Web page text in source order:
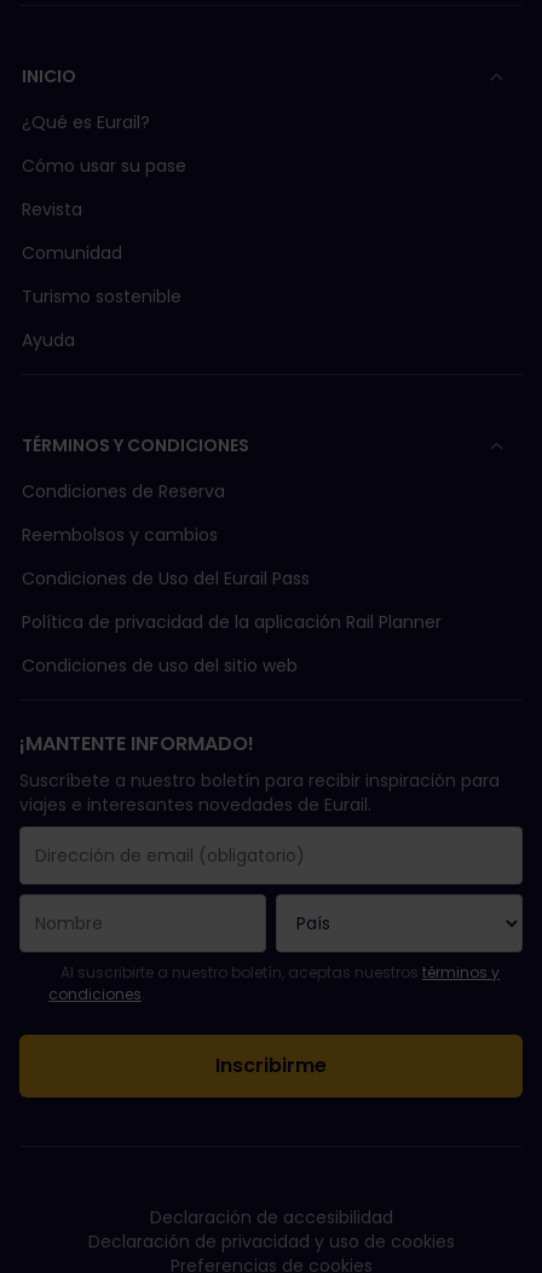
INICIO
¿Qué es Eurail?
Cómo usar su pase
Revista
Comunidad
Turismo sostenible
Ayuda
TÉRMINOS Y CONDICIONES
Condiciones de Reserva
Reembolsos y cambios
Condiciones de Uso del Eurail Pass
Política de privacidad de la aplicación Rail Planner
Condiciones de uso del sitio web
¡MANTENTE INFORMADO!
Suscríbete a nuestro boletín para recibir inspiración para
viajes e interesantes novedades de Eurail.
Se suscribió con éxito.
El campo de dirección de email es obligatorio.
La dirección de email no es válida.
Ha habido un fallo al suscribirte al boletín. Vuelve a intentarlo
¡Ya te has suscrito a este boletín!
Acepta los términos y condiciones para suscribirte al boletín
Al suscribirte a nuestro boletín, aceptas nuestros términos y
condiciones.
Declaración de accesibilidad
Declaración de privacidad y uso de cookies
Preferencias de cookies